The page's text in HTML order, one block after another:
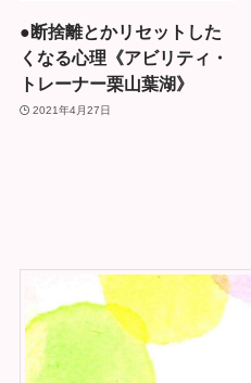
●断捨離とかリセットした
くなる心理《アビリティ・
トレーナー栗山葉湖》
2021年4月27日